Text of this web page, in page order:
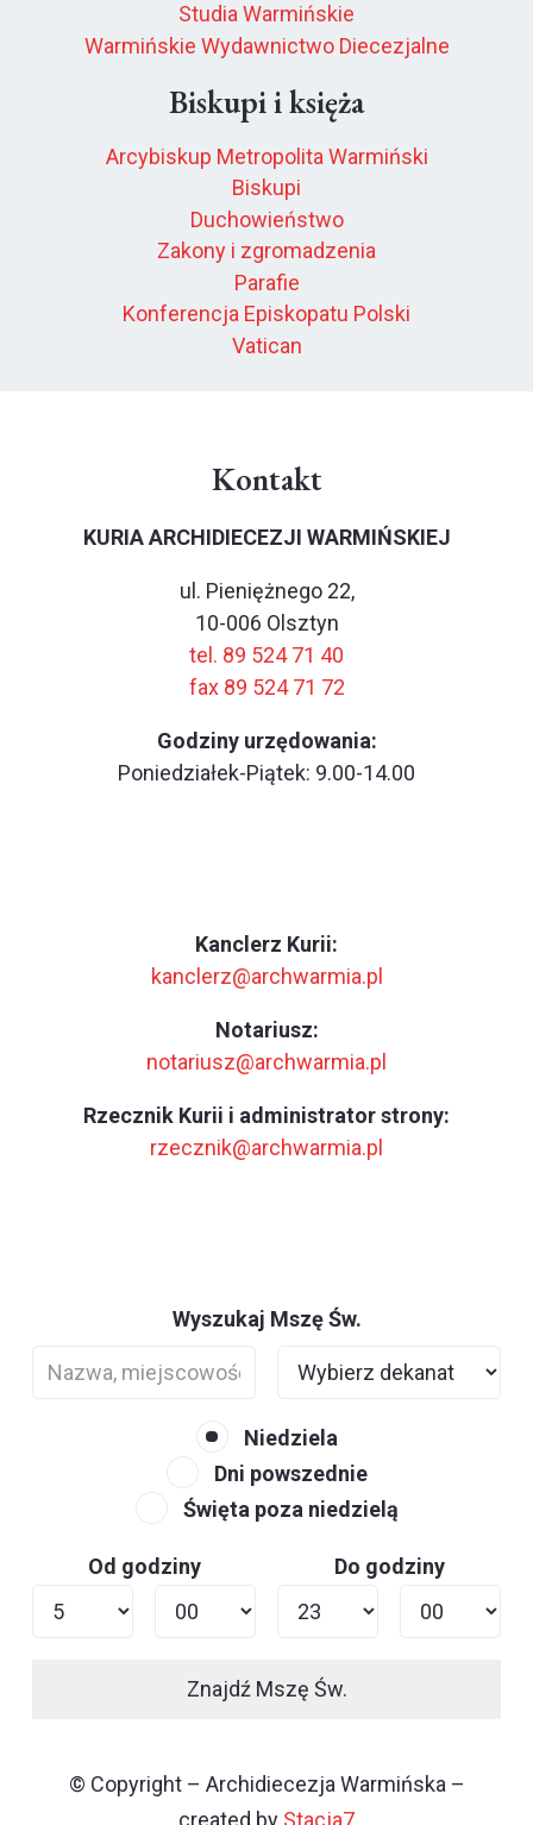
Studia Warmińskie
Warmińskie Wydawnictwo Diecezjalne
Biskupi i księża
Arcybiskup Metropolita Warmiński
Biskupi
Duchowieństwo
Zakony i zgromadzenia
Parafie
Konferencja Episkopatu Polski
Vatican
Kontakt
KURIA ARCHIDIECEZJI WARMIŃSKIEJ
ul. Pieniężnego 22,
10-006 Olsztyn
tel. 89 524 71 40
fax 89 524 71 72
Godziny urzędowania:
Poniedziałek-Piątek: 9.00-14.00
Kanclerz Kurii:
kanclerz@archwarmia.pl
Notariusz:
notariusz@archwarmia.pl
Rzecznik Kurii i administrator strony:
rzecznik@archwarmia.pl
Wyszukaj Mszę Św.
Niedziela
Dni powszednie
Święta poza niedzielą
Od godziny Do godziny
Znajdź Mszę Św.
© Copyright – Archidiecezja Warmińska –
created by Stacja7